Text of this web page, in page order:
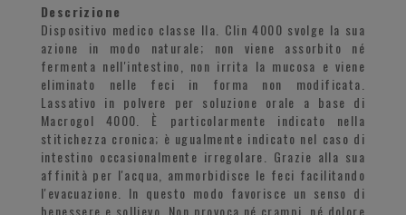
Descrizione
Dispositivo medico classe IIa. Clin 4000 svolge la sua
azione in modo naturale; non viene assorbito né
fermenta nell'intestino, non irrita la mucosa e viene
eliminato nelle feci in forma non modificata.
Lassativo in polvere per soluzione orale a base di
Macrogol 4000. È particolarmente indicato nella
stitichezza cronica; è ugualmente indicato nel caso di
intestino occasionalmente irregolare. Grazie alla sua
affinità per l'acqua, ammorbidisce le feci facilitando
l'evacuazione. In questo modo favorisce un senso di
benessere e sollievo. Non provoca né crampi, né dolore